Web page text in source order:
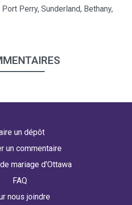
Perry, Sunderland, Bethany,
un dépôt
un commentaire
mariage d'Ottawa
FAQ
nous joindre